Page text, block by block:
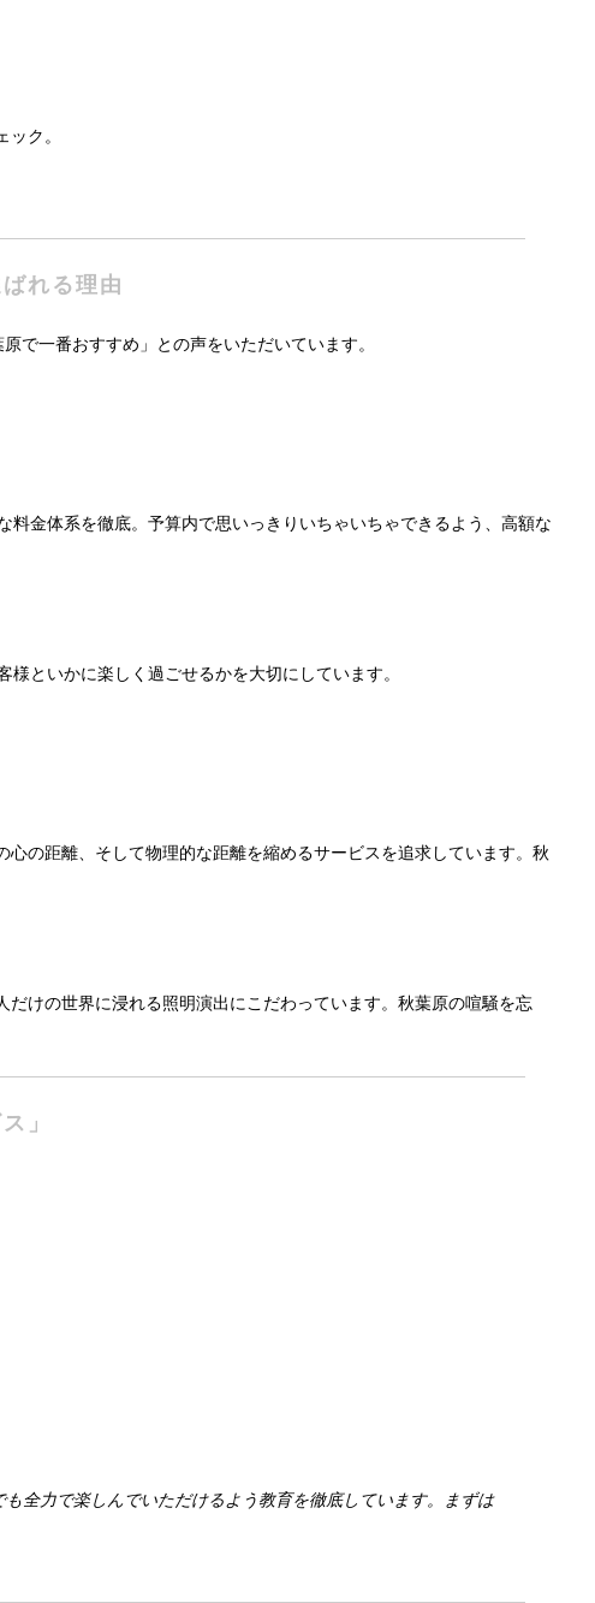
ク。
れる理由
で一番おすすめ」との声をいただいています。
金体系を徹底。予算内で思いっきりいちゃいちゃできるよう、高額な
といかに楽しく過ごせるかを大切にしています。
の距離、そして物理的な距離を縮めるサービスを追求しています。秋
けの世界に浸れる照明演出にこだわっています。秋葉原の喧騒を忘
」
全力で楽しんでいただけるよう教育を徹底しています。まずは